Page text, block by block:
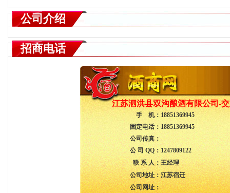
公司介绍
招商电话
江苏泗洪县双沟酿酒有限公司-
手 机： 18851369945
固定电话： 18851369945
公司传真：
公 司 QQ：1247809122
联 系 人：王经理
公司地址：江苏宿迁
公司网址：